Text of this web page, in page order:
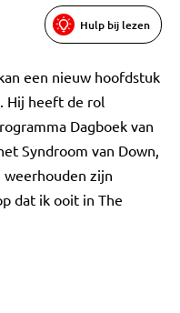
Hulp bij lezen
een nieuw hoofdstuk
Hij heeft de rol
Dagboek van
Syndroom van Down,
zijn
dat ik ooit in The